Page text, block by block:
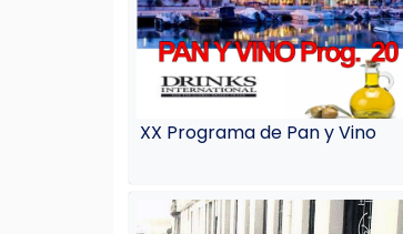
XX Programa de Pan y Vino